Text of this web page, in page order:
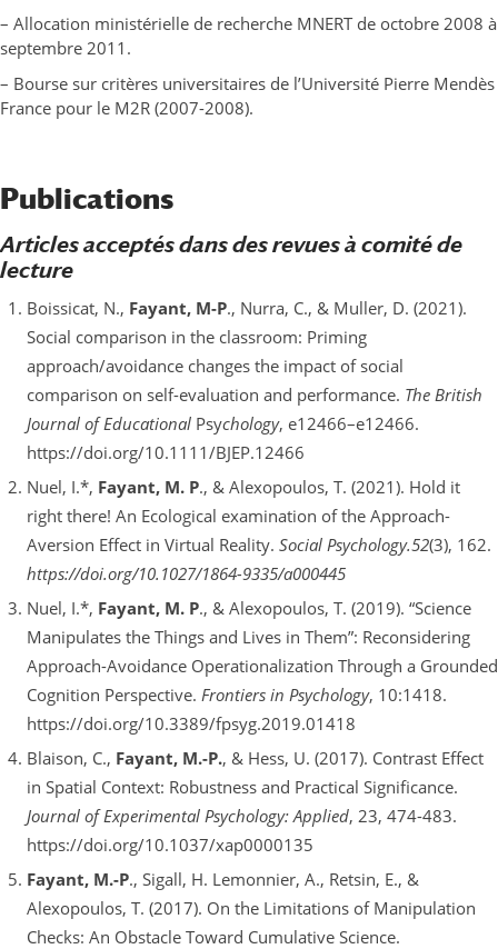
– Allocation ministérielle de recherche MNERT de octobre 2008 à
septembre 2011.
– Bourse sur critères universitaires de l’Université Pierre Mendès
France pour le M2R (2007-2008).
Publications
Articles acceptés dans des revues à comité de
lecture
Boissicat, N., Fayant, M-P., Nurra, C., & Muller, D. (2021).
Social comparison in the classroom: Priming
approach/avoidance changes the impact of social
comparison on self-evaluation and performance. The British
Journal of Educational Psychology, e12466–e12466.
https://doi.org/10.1111/BJEP.12466
Nuel, I.*, Fayant, M. P., & Alexopoulos, T. (2021). Hold it
right there! An Ecological examination of the Approach-
Aversion Effect in Virtual Reality. Social Psychology.52(3), 162.
https://doi.org/10.1027/1864-9335/a000445
Nuel, I.*, Fayant, M. P., & Alexopoulos, T. (2019). “Science
Manipulates the Things and Lives in Them”: Reconsidering
Approach-Avoidance Operationalization Through a Grounded
Cognition Perspective. Frontiers in Psychology, 10:1418.
https://doi.org/10.3389/fpsyg.2019.01418
Blaison, C., Fayant, M.-P., & Hess, U. (2017). Contrast Effect
in Spatial Context: Robustness and Practical Significance.
Journal of Experimental Psychology: Applied, 23, 474-483.
https://doi.org/10.1037/xap0000135
Fayant, M.-P., Sigall, H. Lemonnier, A., Retsin, E., &
Alexopoulos, T. (2017). On the Limitations of Manipulation
Checks: An Obstacle Toward Cumulative Science.